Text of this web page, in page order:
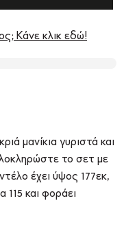
Κάνε κλικ εδώ!
μανίκια γυριστά και
το σετ με
έχει ύψος 177εκ,
115 και φοράει